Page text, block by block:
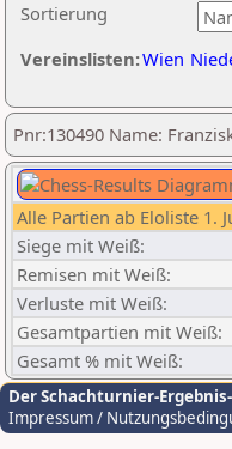
Sortierung
Vereinslisten:Wien
Pnr:130490 Name:
Alle Partien ab Eloliste 1.
Siege mit Weiß:
Remisen mit Weiß:
Verluste mit Weiß:
Gesamtpartien mit Weiß:
Gesamt % mit Weiß:
Der Schachturnier-
Impressum /